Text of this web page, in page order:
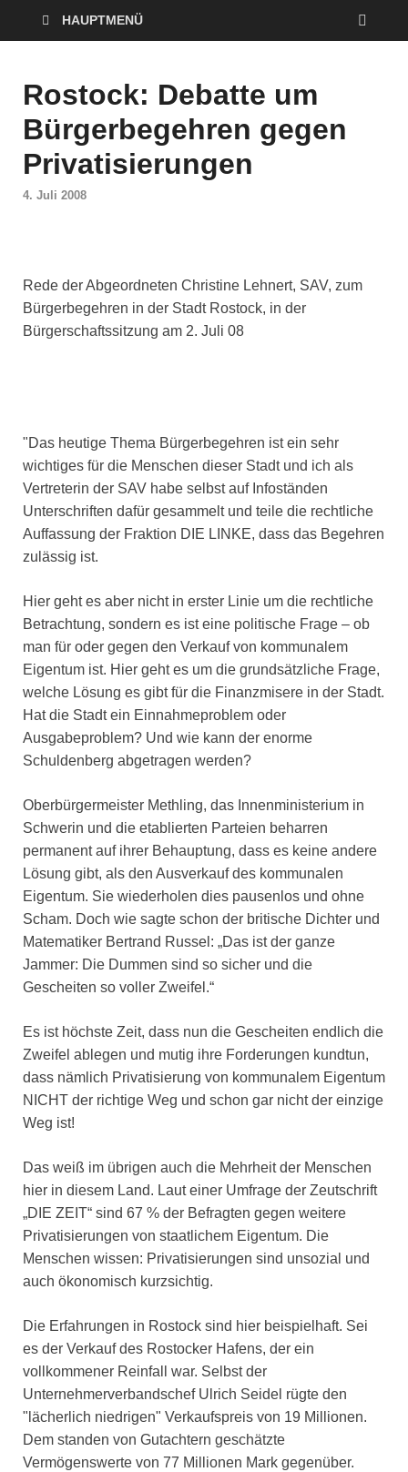
HAUPTMENÜ
Rostock: Debatte um
Bürgerbegehren gegen
Privatisierungen
4. Juli 2008
Rede der Abgeordneten Christine Lehnert, SAV, zum
Bürgerbegehren in der Stadt Rostock, in der
Bürgerschaftssitzung am 2. Juli 08
"Das heutige Thema Bürgerbegehren ist ein sehr
wichtiges für die Menschen dieser Stadt und ich als
Vertreterin der SAV habe selbst auf Infoständen
Unterschriften dafür gesammelt und teile die rechtliche
Auffassung der Fraktion DIE LINKE, dass das Begehren
zulässig ist.
Hier geht es aber nicht in erster Linie um die rechtliche
Betrachtung, sondern es ist eine politische Frage – ob
man für oder gegen den Verkauf von kommunalem
Eigentum ist. Hier geht es um die grundsätzliche Frage,
welche Lösung es gibt für die Finanzmisere in der Stadt.
Hat die Stadt ein Einnahmeproblem oder
Ausgabeproblem? Und wie kann der enorme
Schuldenberg abgetragen werden?
Oberbürgermeister Methling, das Innenministerium in
Schwerin und die etablierten Parteien beharren
permanent auf ihrer Behauptung, dass es keine andere
Lösung gibt, als den Ausverkauf des kommunalen
Eigentum. Sie wiederholen dies pausenlos und ohne
Scham. Doch wie sagte schon der britische Dichter und
Matematiker Bertrand Russel: „Das ist der ganze
Jammer: Die Dummen sind so sicher und die
Gescheiten so voller Zweifel.“
Es ist höchste Zeit, dass nun die Gescheiten endlich die
Zweifel ablegen und mutig ihre Forderungen kundtun,
dass nämlich Privatisierung von kommunalem Eigentum
NICHT der richtige Weg und schon gar nicht der einzige
Weg ist!
Das weiß im übrigen auch die Mehrheit der Menschen
hier in diesem Land. Laut einer Umfrage der Zeutschrift
„DIE ZEIT“ sind 67 % der Befragten gegen weitere
Privatisierungen von staatlichem Eigentum. Die
Menschen wissen: Privatisierungen sind unsozial und
auch ökonomisch kurzsichtig.
Die Erfahrungen in Rostock sind hier beispielhaft. Sei
es der Verkauf des Rostocker Hafens, der ein
vollkommener Reinfall war. Selbst der
Unternehmerverbandschef Ulrich Seidel rügte den
"lächerlich niedrigen" Verkaufspreis von 19 Millionen.
Dem standen von Gutachtern geschätzte
Vermögenswerte von 77 Millionen Mark gegenüber.